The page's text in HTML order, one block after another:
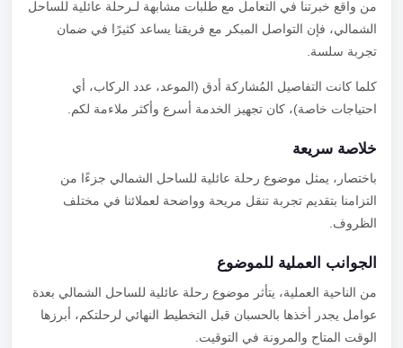
من واقع خبرتنا في التعامل مع طلبات مشابهة لـرحلة عائلية للساحل
الشمالي، فإن التواصل المبكر مع فريقنا يساعد كثيرًا في ضمان
تجربة سلسة.
كلما كانت التفاصيل المُشاركة أدق (الموعد، عدد الركاب، أي
احتياجات خاصة)، كان تجهيز الخدمة أسرع وأكثر ملاءمة لكم.
خلاصة سريعة
باختصار، يمثل موضوع رحلة عائلية للساحل الشمالي جزءًا من
التزامنا بتقديم تجربة تنقل مريحة وواضحة لعملائنا في مختلف
الظروف.
الجوانب العملية للموضوع
من الناحية العملية، يتأثر موضوع رحلة عائلية للساحل الشمالي بعدة
عوامل يجدر أخذها بالحسبان قبل التخطيط النهائي لرحلتكم، أبرزها
الوقت المتاح والمرونة في التوقيت.